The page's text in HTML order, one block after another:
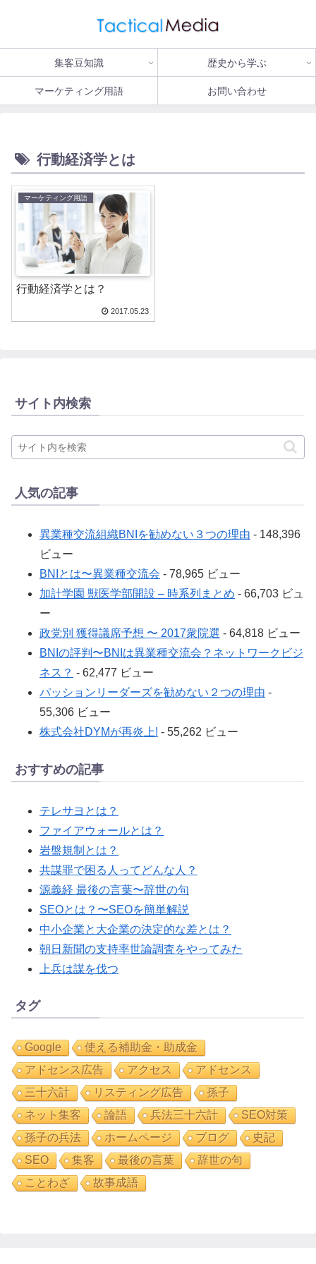
集客豆知識 歴史から学ぶ
マーケティング用語 お問い合わせ
行動経済学とは
マーケティング用語
行動経済学とは？
2017.05.23
サイト内検索
人気の記事
異業種交流組織BNIを勧めない３つの理由 - 148,396
ビュー
BNIとは〜異業種交流会 - 78,965 ビュー
加計学園 獣医学部開設 – 時系列まとめ - 66,703 ビュ
ー
政党別 獲得議席予想 〜 2017衆院選 - 64,818 ビュー
BNIの評判〜BNIは異業種交流会？ネットワークビジ
ネス？ - 62,477 ビュー
パッションリーダーズを勧めない２つの理由 -
55,306 ビュー
株式会社DYMが再炎上! - 55,262 ビュー
おすすめの記事
テレサヨとは？
ファイアウォールとは？
岩盤規制とは？
共謀罪で困る人ってどんな人？
源義経 最後の言葉〜辞世の句
SEOとは？〜SEOを簡単解説
中小企業と大企業の決定的な差とは？
朝日新聞の支持率世論調査をやってみた
上兵は謀を伐つ
タグ
Google
使える補助金・助成金
アドセンス広告
アクセス
アドセンス
三十六計
リスティング広告
孫子
ネット集客
論語 兵法三十六計
SEO対策
孫子の兵法
ホームページ ブログ
史記
SEO
集客 最後の言葉
辞世の句
ことわざ
故事成語